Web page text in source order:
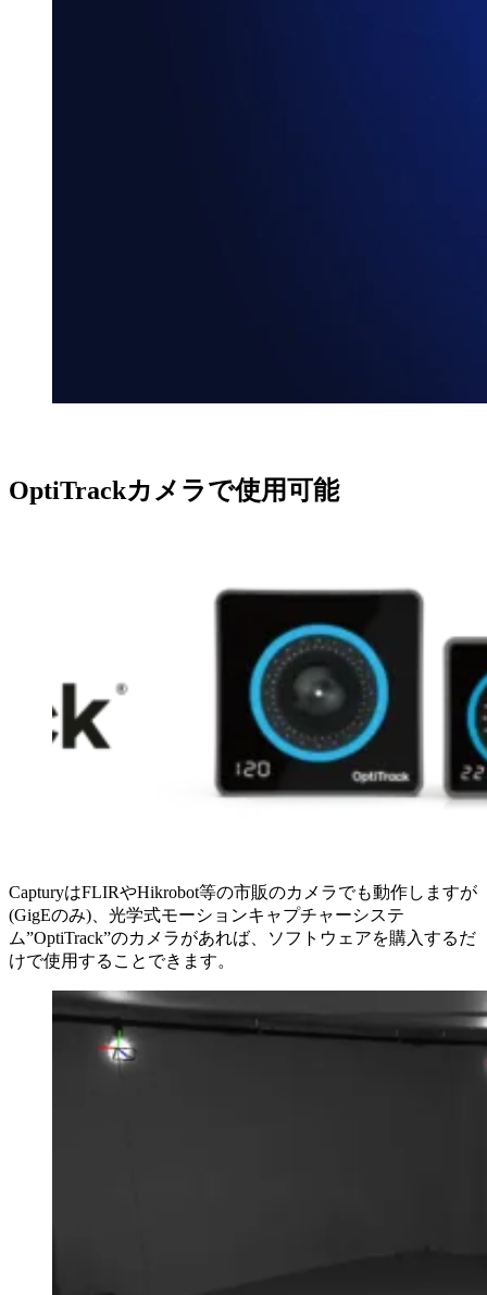
OptiTrackカメラで使用可能
CapturyはFLIRやHikrobot等の市販のカメラでも動作しますが
(GigEのみ)、光学式モーションキャプチャーシステ
ム”OptiTrack”のカメラがあれば、ソフトウェアを購入するだ
けで使用することできます。